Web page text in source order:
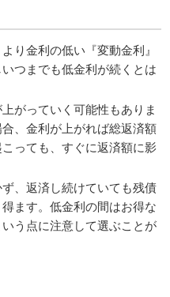
り金利の低い『変動金利』
つまでも低金利が続くとは
がっていく可能性もありま
、金利が上がれば総返済額
っても、すぐに返済額に影
、返済し続けていても残債
ます。低金利の間はお得な
う点に注意して選ぶことが